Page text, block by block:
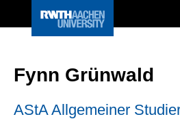
Fynn Grünwald
AStA Allgemeiner